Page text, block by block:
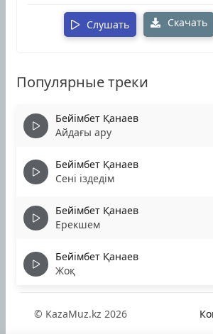
Слушать Скачать
Популярные треки
Бейімбет Қанаев
Айдағы ару
Бейімбет Қанаев
Сені іздедім
Бейімбет Қанаев
Ерекшем
Бейімбет Қанаев
Жоқ
© KazaMuz.kz 2026